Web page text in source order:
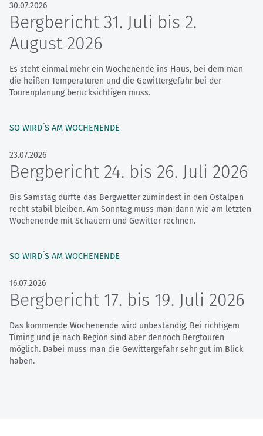
30.07.2026
Bergbericht 31. Juli bis 2.
August 2026
Es steht einmal mehr ein Wochenende ins Haus, bei dem man
die heißen Temperaturen und die Gewittergefahr bei der
Tourenplanung berücksichtigen muss.
SO WIRD´S AM WOCHENENDE
23.07.2026
Bergbericht 24. bis 26. Juli 2026
Bis Samstag dürfte das Bergwetter zumindest in den Ostalpen
recht stabil bleiben. Am Sonntag muss man dann wie am letzten
Wochenende mit Schauern und Gewitter rechnen.
SO WIRD´S AM WOCHENENDE
16.07.2026
Bergbericht 17. bis 19. Juli 2026
Das kommende Wochenende wird unbeständig. Bei richtigem
Timing und je nach Region sind aber dennoch Bergtouren
möglich. Dabei muss man die Gewittergefahr sehr gut im Blick
haben.